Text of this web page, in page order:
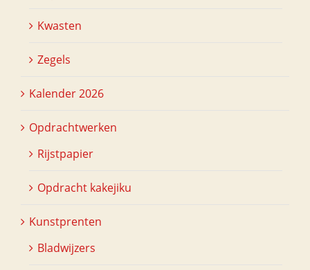
Kwasten
Zegels
Kalender 2026
Opdrachtwerken
Rijstpapier
Opdracht kakejiku
Kunstprenten
Bladwijzers